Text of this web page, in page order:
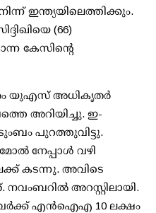
ഇന്ത്യയിലെത്തിക്കും.
(66)
കേസിന്റെ
യുഎസ് അധികൃതര്‍
അറിയിച്ചു. ഇ-
പുറത്തുവിട്ടു.
നേപ്പാള്‍ വഴി
കടന്നു. അവിടെ
അറസ്റ്റിലായി.
എന്‍ഐഎ 10 ലക്ഷം